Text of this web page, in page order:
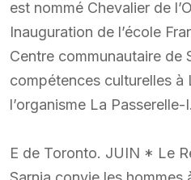
est nommé Chevalier de
Inauguration de l’école
Centre communautaire de
compétences culturelles à
l’organisme La Passerelle-
E de Toronto. JUIN * Le